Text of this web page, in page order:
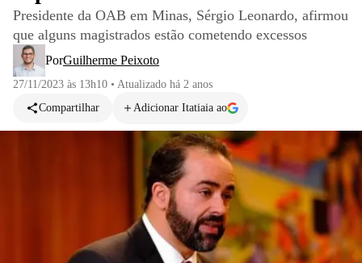
Presidente da OAB em Minas, Sérgio Leonardo, afirmou
que alguns magistrados estão cometendo excessos
PorGuilherme Peixoto
27/11/2023 às 13h10 • Atualizado há 2 anos
Compartilhar
Adicionar Itatiaia ao